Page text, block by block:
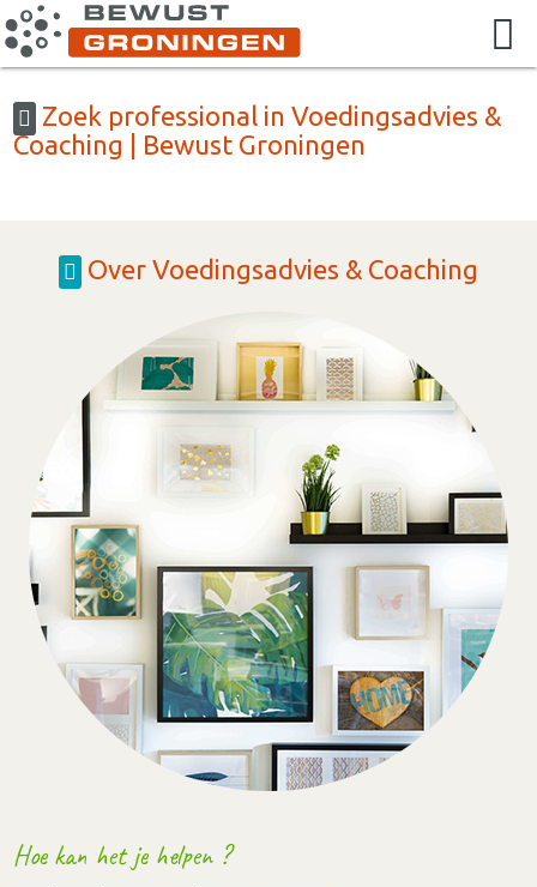
Zoek professional in Voedingsadvies &
Coaching | Bewust Groningen
Over Voedingsadvies & Coaching
Hoe kan het je helpen ?